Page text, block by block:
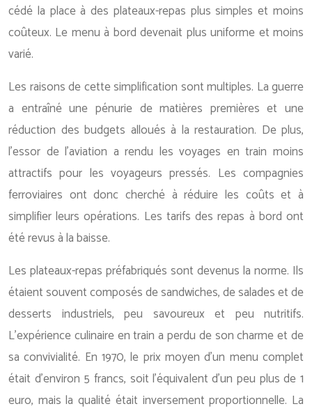
cédé la place à des plateaux-repas plus simples et moins
coûteux. Le menu à bord devenait plus uniforme et moins
varié.
Les raisons de cette simplification sont multiples. La guerre
a entraîné une pénurie de matières premières et une
réduction des budgets alloués à la restauration. De plus,
l’essor de l’aviation a rendu les voyages en train moins
attractifs pour les voyageurs pressés. Les compagnies
ferroviaires ont donc cherché à réduire les coûts et à
simplifier leurs opérations. Les tarifs des repas à bord ont
été revus à la baisse.
Les plateaux-repas préfabriqués sont devenus la norme. Ils
étaient souvent composés de sandwiches, de salades et de
desserts industriels, peu savoureux et peu nutritifs.
L’expérience culinaire en train a perdu de son charme et de
sa convivialité. En 1970, le prix moyen d’un menu complet
était d’environ 5 francs, soit l’équivalent d’un peu plus de 1
euro, mais la qualité était inversement proportionnelle. La